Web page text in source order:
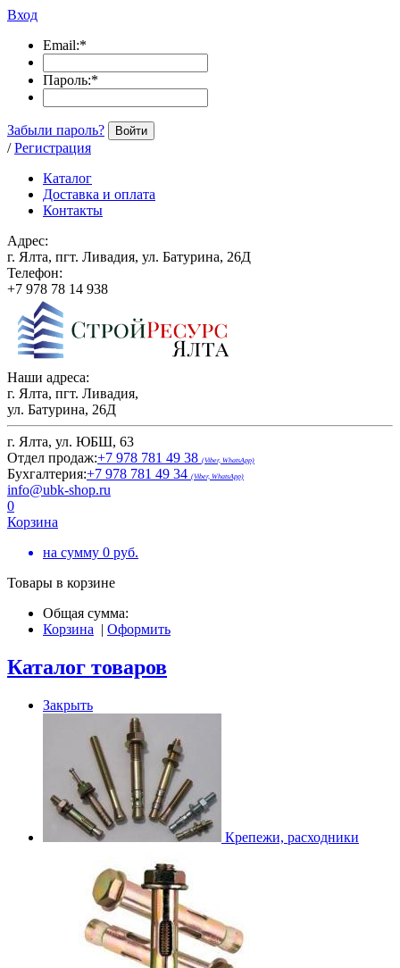
Вход
Email:*
Пароль:*
Забыли пароль? Войти
/ Регистрация
Каталог
Доставка и оплата
Контакты
Адрес:
г. Ялта, пгт. Ливадия, ул. Батурина, 26Д
Телефон:
+7 978 78 14 938
Наши адреса:
г. Ялта, пгт. Ливадия,
ул. Батурина, 26Д
г. Ялта, ул. ЮБШ, 63
Отдел продаж:+7 978 781 49 38 (Viber, WhatsApp)
Бухгалтерия:+7 978 781 49 34 (Viber, WhatsApp)
info@ubk-shop.ru
0
Корзина
на сумму 0 руб.
Товары в корзине
Общая сумма:
Корзина | Оформить
Каталог товаров
Закрыть
Крепежи, расходники